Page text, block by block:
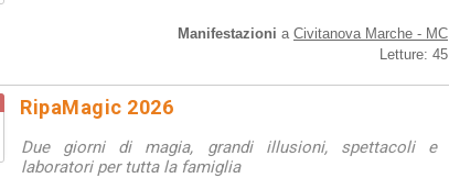
Manifestazioni a Civitanova Marche - MC
Letture: 45
RipaMagic 2026
Due giorni di magia, grandi illusioni, spettacoli e
laboratori per tutta la famiglia